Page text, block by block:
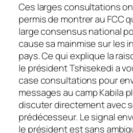
Ces larges consultations
permis de montrer au FCC
large consensus national
cause sa mainmise sur les
pays. Ce qui explique la
le président Tshisekedi a
case consultations pour
messages au camp Kabila
discuter directement avec
prédécesseur. Le signal
le président est sans